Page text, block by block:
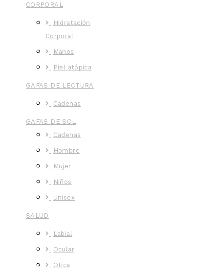
CORPORAL
Hidratación
Corporal
Manos
Piel atópica
GAFAS DE LECTURA
Cadenas
GAFAS DE SOL
Cadenas
Hombre
Mujer
Niños
Unisex
SALUD
Labial
Ocular
Ótica